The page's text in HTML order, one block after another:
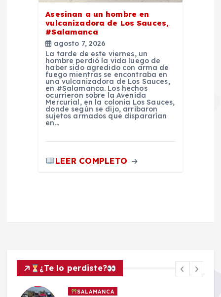
Asesinan a un hombre en
vulcanizadora de Los Sauces,
#Salamanca
agosto 7, 2026
La tarde de este viernes, un
hombre perdió la vida luego de
haber sido agredido con arma de
fuego mientras se encontraba en
una vulcanizadora de Los Sauces,
en #Salamanca. Los hechos
ocurrieron sobre la Avenida
Mercurial, en la colonia Los Sauces,
donde según se dijo, arribaron
sujetos armados que dispararían
en…
LEER COMPLETO
¿Te lo perdiste?
SALAMANCA